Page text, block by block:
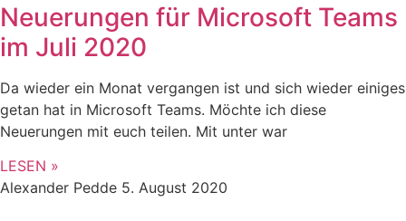
Neuerungen für Microsoft Teams
im Juli 2020
Da wieder ein Monat vergangen ist und sich wieder einiges
getan hat in Microsoft Teams. Möchte ich diese
Neuerungen mit euch teilen. Mit unter war
LESEN »
Alexander Pedde 5. August 2020